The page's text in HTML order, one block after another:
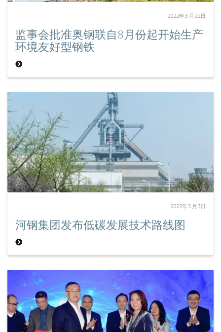
2022年3 月22日
监事会批准奥钢联自8月份起开始生产
环境友好型钢铁
2022年3 月3日
河钢集团发布低碳发展技术路线图